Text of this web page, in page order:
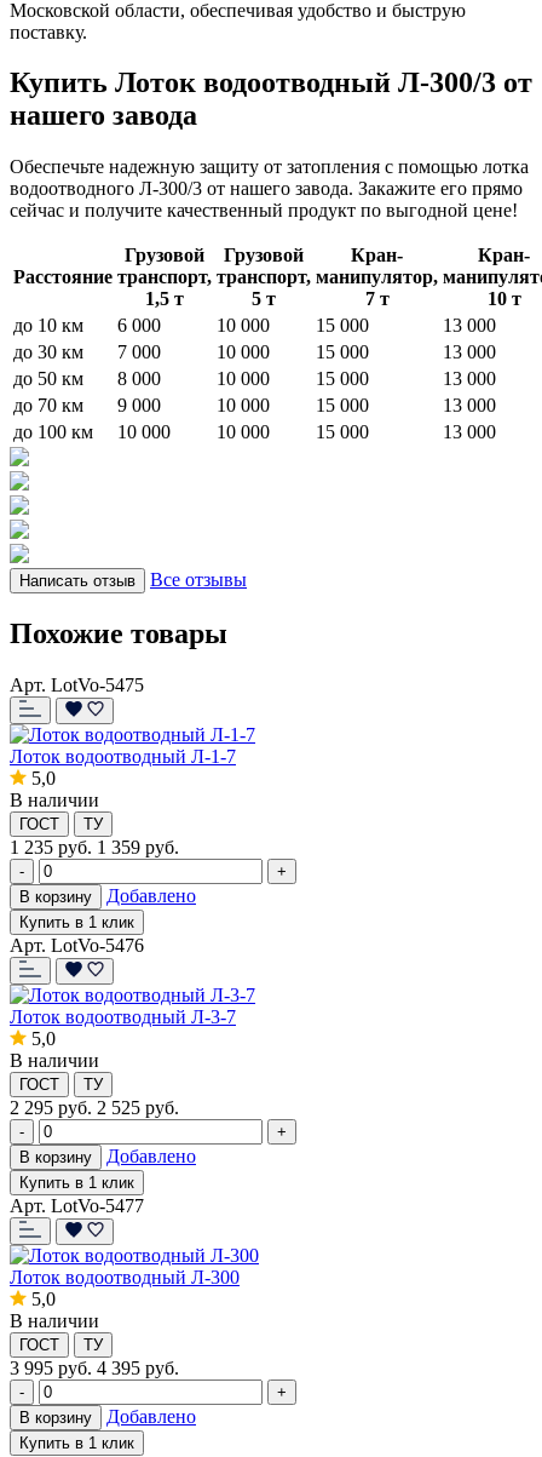
Московской области, обеспечивая удобство и быструю
поставку.
Купить Лоток водоотводный Л-300/3 от
нашего завода
Обеспечьте надежную защиту от затопления с помощью лотка
водоотводного Л-300/3 от нашего завода. Закажите его прямо
сейчас и получите качественный продукт по выгодной цене!
Расстояние
Грузовой
транспорт,
1,5 т
Грузовой
транспорт,
5 т
Кран-
манипулятор,
7 т
Кран-
10 т
до 10 км
6 000 10 000 15 000
13 000
до 30 км
7 000 10 000 15 000
13 000
до 50 км
8 000 10 000 15 000
13 000
до 70 км
9 000 10 000 15 000
13 000
до 100 км
10 000 10 000 15 000 13 000
Написать отзыв Все отзывы
Похожие товары
Арт. LotVo-5475
Лоток водоотводный Л-1-7
5,0
В наличии
ГОСТ ТУ
1 235 руб. 1 359 руб.
-
+
В корзину
Добавлено
Купить в 1 клик
Арт. LotVo-5476
Лоток водоотводный Л-3-7
5,0
В наличии
ГОСТ ТУ
2 295 руб. 2 525 руб.
-
+
В корзину
Добавлено
Купить в 1 клик
Арт. LotVo-5477
Лоток водоотводный Л-300
5,0
В наличии
ГОСТ ТУ
3 995 руб. 4 395 руб.
-
+
В корзину
Добавлено
Купить в 1 клик